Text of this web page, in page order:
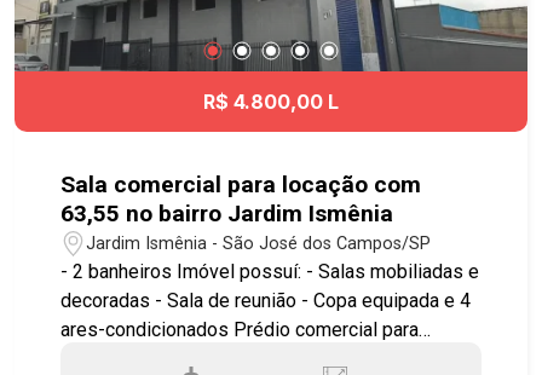
R$ 4.800,00 L
Sala comercial para locação com
63,55 no bairro Jardim Ismênia
Jardim Ismênia - São José dos Campos/SP
- 2 banheiros Imóvel possuí: - Salas mobiliadas e
decoradas - Sala de reunião - Copa equipada e 4
ares-condicionados Prédio comercial para